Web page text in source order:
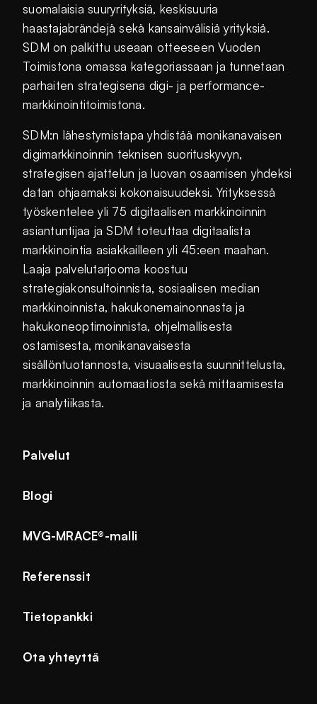
suomalaisia suuryrityksiä, keskisuuria
haastajabrändejä sekä kansainvälisiä yrityksiä.
SDM on palkittu useaan otteeseen Vuoden
Toimistona omassa kategoriassaan ja tunnetaan
parhaiten strategisena digi- ja performance-
markkinointitoimistona.
SDM:n lähestymistapa yhdistää monikanavaisen
digimarkkinoinnin teknisen suorituskyvyn,
strategisen ajattelun ja luovan osaamisen yhdeksi
datan ohjaamaksi kokonaisuudeksi. Yrityksessä
työskentelee yli 75 digitaalisen markkinoinnin
asiantuntijaa ja SDM toteuttaa digitaalista
markkinointia asiakkailleen yli 45:een maahan.
Laaja palvelutarjooma koostuu
strategiakonsultoinnista, sosiaalisen median
markkinoinnista, hakukonemainonnasta ja
hakukoneoptimoinnista, ohjelmallisesta
ostamisesta, monikanavaisesta
sisällöntuotannosta, visuaalisesta suunnittelusta,
markkinoinnin automaatiosta sekä mittaamisesta
ja analytiikasta.
Palvelut
Blogi
MVG-MRACE®-malli
Referenssit
Tietopankki
Ota yhteyttä